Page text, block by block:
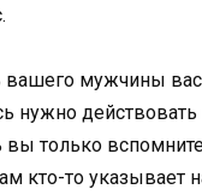
вашего мужчины
нужно
вы только
кто-то указывает